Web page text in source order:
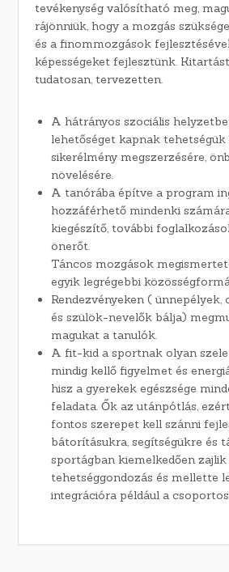
tevékenység valósítható meg,
rájönniük, hogy a mozgás
és a finommozgások
képességeket fejlesztünk.
tudatosan, tervezetten.
A hátrányos szociális
lehetőséget kapnak tehetségük
sikerélmény megszerzésére,
növelésére.
A tanórába építve a program
hozzáférhető mindenki
kiegészítő, további
önerőt.
Táncos mozgások
egyik legrégebbi
Rendezvényeken ( ünnepélyek,
és szülök-nevelők bálja)
magukat a tanulók.
A fit-kid a sportnak olyan
mindig kellő figyelmet és
hisz a gyerekek egészsége
feladata. Ők az utánpótlás,
fontos szerepet kell szánni
bátorításukra, segítségükre és
sportágban kiemelkedően zajlik
tehetséggondozás és mellette
integrációra például a